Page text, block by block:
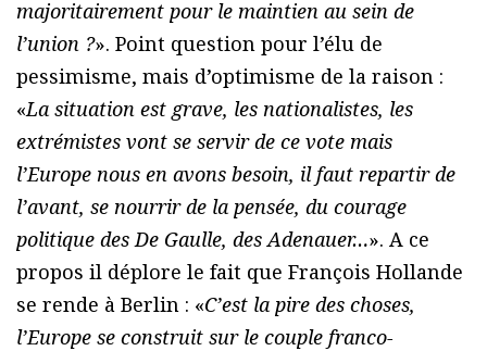
majoritairement pour le maintien au sein de
l’union ?». Point question pour l’élu de
pessimisme, mais d’optimisme de la raison :
«La situation est grave, les nationalistes, les
extrémistes vont se servir de ce vote mais
l’Europe nous en avons besoin, il faut repartir de
l’avant, se nourrir de la pensée, du courage
politique des De Gaulle, des Adenauer…». A ce
propos il déplore le fait que François Hollande
se rende à Berlin : «C’est la pire des choses,
l’Europe se construit sur le couple franco-